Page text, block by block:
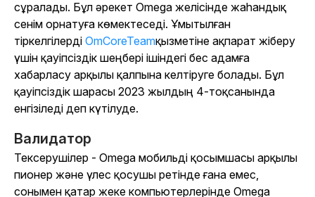
сұралады. Бұл әрекет Omega желісінде жаһандық
сенім орнатуға көмектеседі. Ұмытылған
тіркелгілерді OmCoreTeamқызметіне ақпарат жіберу
үшін қауіпсіздік шеңбері ішіндегі бес адамға
хабарласу арқылы қалпына келтіруге болады. Бұл
қауіпсіздік шарасы 2023 жылдың 4-тоқсанында
енгізіледі деп күтілуде.
Валидатор
Тексерушілер - Omega мобильді қосымшасы арқылы
пионер және үлес қосушы ретінде ғана емес,
сонымен қатар жеке компьютерлерінде Omega